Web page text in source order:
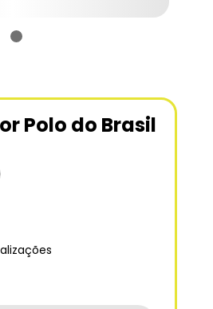
Polo do Brasil